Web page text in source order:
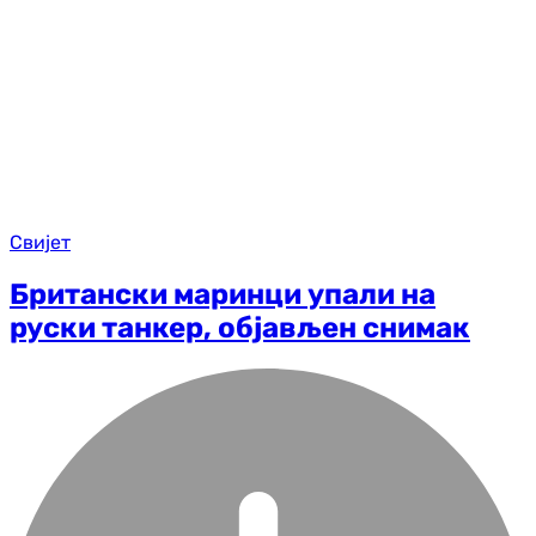
Свијет
Британски маринци упали на
руски танкер, објављен снимак